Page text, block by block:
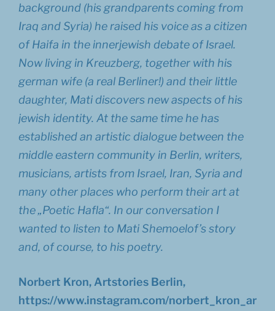
background (his grandparents coming from
Iraq and Syria) he raised his voice as a citizen
of Haifa in the innerjewish debate of Israel.
Now living in Kreuzberg, together with his
german wife (a real Berliner!) and their little
daughter, Mati discovers new aspects of his
jewish identity. At the same time he has
established an artistic dialogue between the
middle eastern community in Berlin, writers,
musicians, artists from Israel, Iran, Syria and
many other places who perform their art at
the „Poetic Hafla“. In our conversation I
wanted to listen to Mati Shemoelof’s story
and, of course, to his poetry.
Norbert Kron, Artstories Berlin,
https://www.instagram.com/norbert_kron_ar